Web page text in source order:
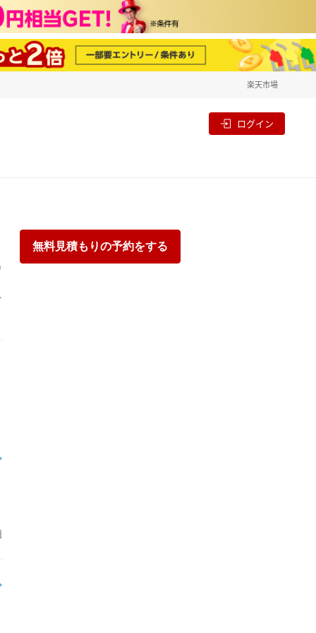
楽天市場
ログイン
無料見積もりの予約をする